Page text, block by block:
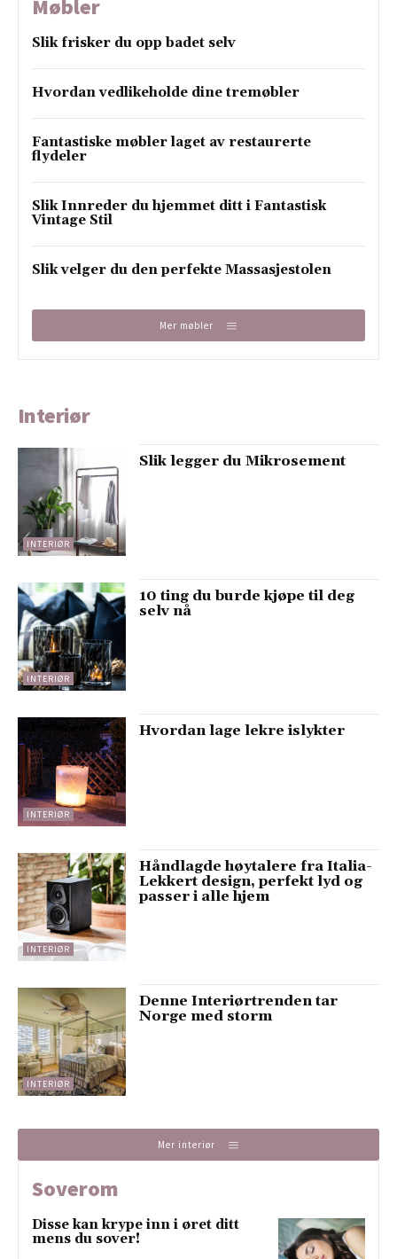
Møbler
Slik frisker du opp badet selv
Hvordan vedlikeholde dine tremøbler
Fantastiske møbler laget av restaurerte
flydeler
Slik Innreder du hjemmet ditt i Fantastisk
Vintage Stil
Slik velger du den perfekte Massasjestolen
Mer møbler
Interiør
INTERIØR
Slik legger du Mikrosement
INTERIØR
10 ting du burde kjøpe til deg
selv nå
INTERIØR
Hvordan lage lekre islykter
INTERIØR
Håndlagde høytalere fra Italia-
Lekkert design, perfekt lyd og
passer i alle hjem
INTERIØR
Denne Interiørtrenden tar
Norge med storm
Mer interiør
Soverom
Disse kan krype inn i øret ditt
mens du sover!